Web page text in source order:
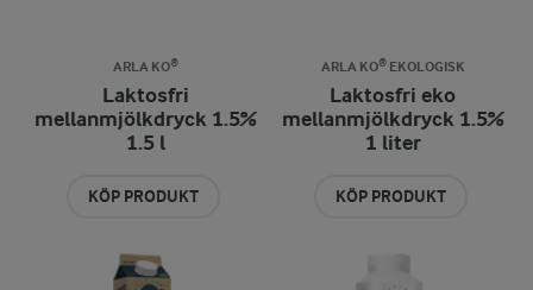
ARLA KO®
Laktosfri
mellanmjölkdryck 1.5%
1.5 l
KÖP PRODUKT
ARLA KO® EKOLOGISK
Laktosfri eko
mellanmjölkdryck 1.5%
1 liter
KÖP PRODUKT